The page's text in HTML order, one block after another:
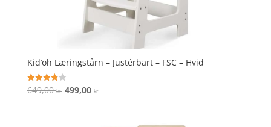
Kid’oh Læringstårn – Justérbart – FSC – Hvid
Vurderet
3.8
649,00kr. Den
499,00 kr.